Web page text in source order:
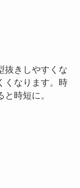
抜きしやすくな
くなります。時
時短に。